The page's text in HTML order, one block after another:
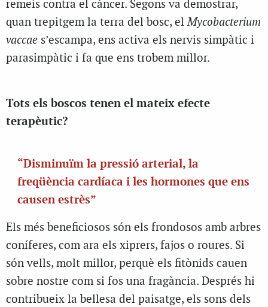
remeis contra el càncer. Segons va demostrar,
quan trepitgem la terra del bosc, elMycobacterium
vaccae s’escampa, ens activa els nervis simpàtic i
parasimpàtic i fa que ens trobem millor.
Tots els boscos tenen el mateix efecte
terapèutic?
“Disminuïm la pressió arterial, la
freqüència cardíaca i les hormones que ens
causen estrès”
Els més beneficiosos són els frondosos amb arbres
coníferes, com ara els xiprers, fajos o roures. Si
són vells, molt millor, perquè els fitònids cauen
sobre nostre com si fos una fragància. Després hi
contribueix la bellesa del paisatge, els sons dels